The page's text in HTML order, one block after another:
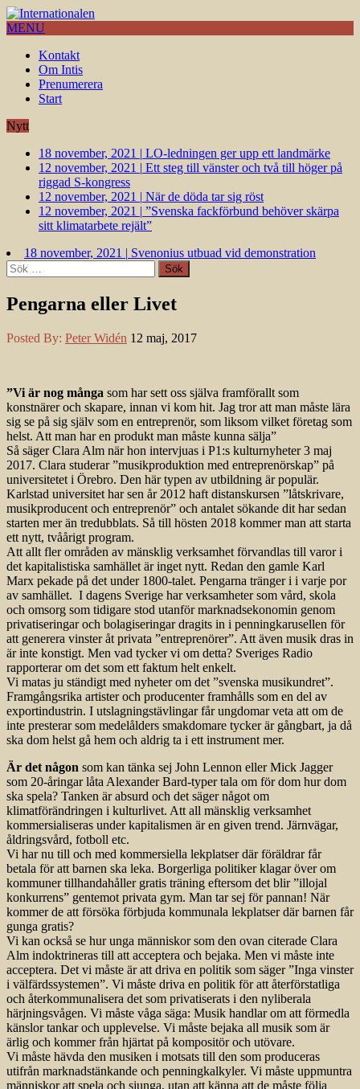
MENU
Kontakt
Om Intis
Prenumerera
Start
Nytt
18 november, 2021 | LO-ledningen ger upp ett landmärke
12 november, 2021 | Ett steg till vänster och två till höger på
riggad S-kongress
12 november, 2021 | När de döda tar sig röst
12 november, 2021 | ”Svenska fackförbund behöver skärpa
sitt klimatarbete rejält”
18 november, 2021 | Svenonius utbuad vid demonstration
Sök
efter:
Pengarna eller Livet
Posted By: Peter Widén 12 maj, 2017
”Vi är nog många som har sett oss själva framförallt som
konstnärer och skapare, innan vi kom hit. Jag tror att man måste lära
sig se på sig själv som en entreprenör, som liksom vilket företag som
helst. Att man har en produkt man måste kunna sälja”
Så säger Clara Alm när hon intervjuas i P1:s kulturnyheter 3 maj
2017. Clara studerar ”musikproduktion med entreprenörskap” på
universitetet i Örebro. Den här typen av utbildning är populär.
Karlstad universitet har sen år 2012 haft distanskursen ”låtskrivare,
musikproducent och entreprenör” och antalet sökande dit har sedan
starten mer än tredubblats. Så till hösten 2018 kommer man att starta
ett nytt, tvåårigt program.
Att allt fler områden av mänsklig verksamhet förvandlas till varor i
det kapitalistiska samhället är inget nytt. Redan den gamle Karl
Marx pekade på det under 1800-talet. Pengarna tränger i i varje por
av samhället. I dagens Sverige har verksamheter som vård, skola
och omsorg som tidigare stod utanför marknadsekonomin genom
privatiseringar och bolagiseringar dragits in i penningkarusellen för
att generera vinster åt privata ”entreprenörer”. Att även musik dras in
är inte konstigt. Men vad tycker vi om detta? Sveriges Radio
rapporterar om det som ett faktum helt enkelt.
Vi matas ju ständigt med nyheter om det ”svenska musikundret”.
Framgångsrika artister och producenter framhålls som en del av
exportindustrin. I utslagningstävlingar får ungdomar veta att om de
inte presterar som medelålders smakdomare tycker är gångbart, ja då
ska dom helst gå hem och aldrig ta i ett instrument mer.
Är det någon som kan tänka sej John Lennon eller Mick Jagger
som 20-åringar låta Alexander Bard-typer tala om för dom hur dom
ska spela? Tanken är absurd och det säger något om
klimatförändringen i kulturlivet. Att all mänsklig verksamhet
kommersialiseras under kapitalismen är en given trend. Järnvägar,
åldringsvård, fotboll etc.
Vi har nu till och med kommersiella lekplatser där föräldrar får
betala för att barnen ska leka. Borgerliga politiker klagar över om
kommuner tillhandahåller gratis träning eftersom det blir ”illojal
konkurrens” gentemot privata gym. Man tar sej för pannan! När
kommer de att försöka förbjuda kommunala lekplatser där barnen får
gunga gratis?
Vi kan också se hur unga människor som den ovan citerade Clara
Alm indoktrineras till att acceptera och bejaka. Men vi måste inte
acceptera. Det vi måste är att driva en politik som säger ”Inga vinster
i välfärdssystemen”. Vi måste driva en politik för att återförstatliga
och återkommunalisera det som privatiserats i den nyliberala
härjningsvågen. Vi måste våga säga: Musik handlar om att förmedla
känslor tankar och upplevelse. Vi måste bejaka all musik som är
ärlig och kommer från hjärtat på kompositör och utövare.
Vi måste hävda den musiken i motsats till den som produceras
utifrån marknadstänkande och penningkalkyler. Vi måste uppmuntra
människor att spela och sjunga, utan att känna att de måste följa